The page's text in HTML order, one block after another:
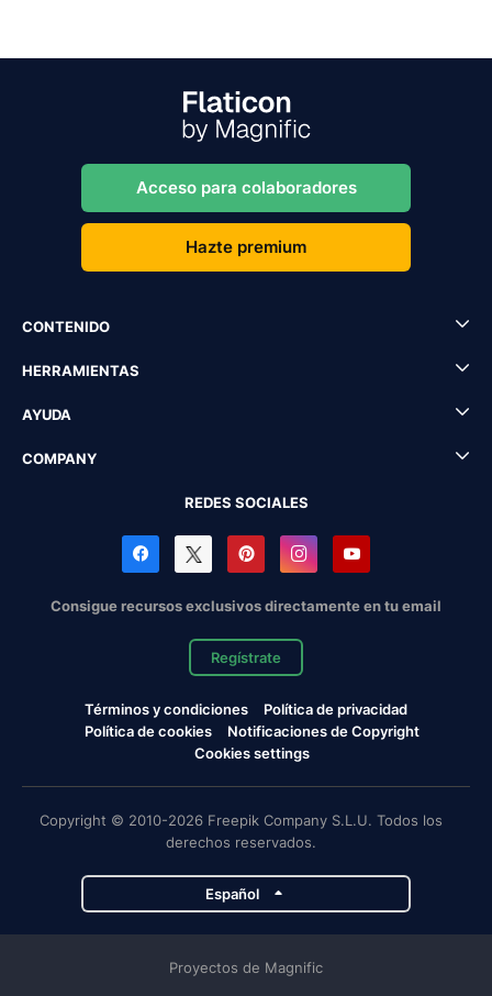
Acceso para colaboradores
Hazte premium
CONTENIDO
HERRAMIENTAS
AYUDA
COMPANY
REDES SOCIALES
Consigue recursos exclusivos directamente en tu email
Regístrate
Términos y condiciones
Política de privacidad
Política de cookies
Notificaciones de Copyright
Cookies settings
Copyright © 2010-2026 Freepik Company S.L.U. Todos los
derechos reservados.
Español
Proyectos de Magnific